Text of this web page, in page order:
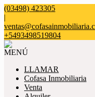
(03498) 423305
|
+5493498519804
MENÚ
LLAMAR
Cofasa Inmobiliaria
Venta